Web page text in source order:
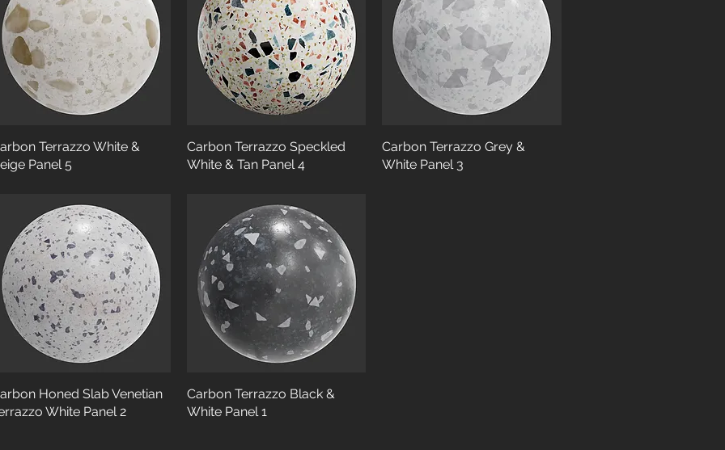
Terrazzo White &
Panel 5
Carbon Terrazzo Speckled
White & Tan Panel 4
Carbon Terrazzo Grey &
White Panel 3
Honed Slab Venetian
White Panel 2
Carbon Terrazzo Black &
White Panel 1